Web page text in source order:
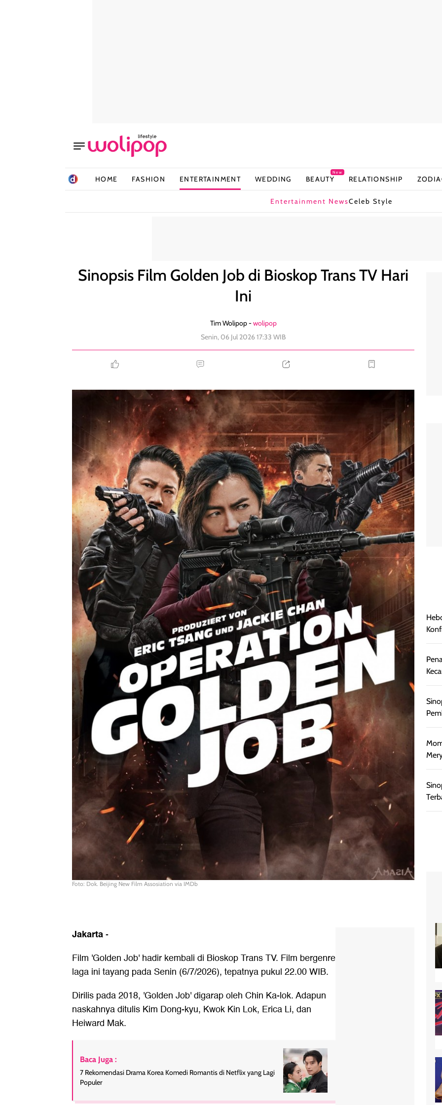
HOME FASHION ENTERTAINMENT WEDDING BEAUTY
New
RELATIONSHIP
Entertainment NewsCeleb Style
Sinopsis Film Golden Job di Bioskop Trans TV Hari
Ini
Tim Wolipop -wolipop
Senin, 06 Jul 2026 17:33 WIB
Foto: Dok. Beijing New Film Assosiation via IMDb
Jakarta-
Film 'Golden Job' hadir kembali di Bioskop Trans TV. Film bergenre
laga ini tayang pada Senin (6/7/2026), tepatnya pukul 22.00 WIB.
Dirilis pada 2018, 'Golden Job' digarap oleh Chin Ka-lok. Adapun
naskahnya ditulis Kim Dong-kyu, Kwok Kin Lok, Erica Li, dan
Heiward Mak.
Baca Juga :
7 Rekomendasi Drama Korea Komedi Romantis di Netflix yang Lagi
Populer